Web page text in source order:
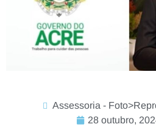
Assessoria -
28 outubro,